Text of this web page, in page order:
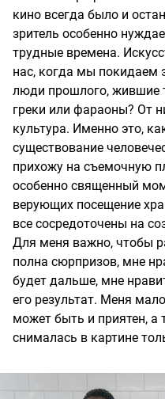
кино всегда было и
зритель особенно
трудные времена.
нас, когда мы покидаем
люди прошлого, жившие
греки или фараоны? От
культура. Именно это,
существование
прихожу на съемочную
особенно священный
верующих посещение
все сосредоточены на
Для меня важно, чтобы
полна сюрпризов, мне
будет дальше, мне
его результат. Меня
может быть и приятен, а
снималась в картине